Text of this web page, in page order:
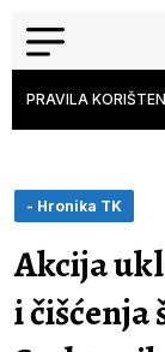
PRAVILA
- Hronika TK
Akcija
i čišćenja